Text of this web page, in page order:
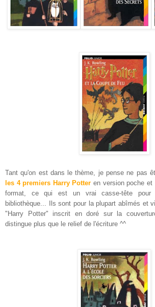
Tant qu'on est dans le thème, je pense ne pas
les 4 premiers Harry Potter en version poche et
format, ce qui est un vrai casse-tête pour
bibliothèque... Ils sont pour la plupart abîmés et
"Harry Potter" inscrit en doré sur la
distingue plus que le relief de l'écriture ^^